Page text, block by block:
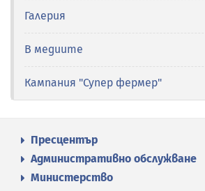
Галерия
В медиите
Кампания "Супер фермер"
Пресцентър
Административно обслужване
Министерство